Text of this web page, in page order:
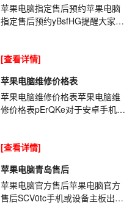
苹果电脑指定售后预约苹果电脑
指定售后预约yBsfHG提醒大家要
长时间连续充...
[查看详情]
苹果电脑维修价格表
苹果电脑维修价格表苹果电脑维
修价格表pErQKe对于安卓手机用
有的手机就会...
[查看详情]
苹果电脑青岛售后
苹果电脑官方售后苹果电脑官方
售后SCV0tc手机或设备主板出现